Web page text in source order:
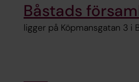
Båstads
ligger på Köpmansgatan 3 i